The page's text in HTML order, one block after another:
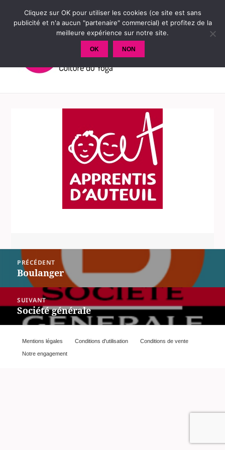
MENU
PRÉCÉDENT
Article
précédent :
Boulanger
SUIVANT
Article
suivant :
Société générale
Mentions légales Conditions d'utilisation Conditions de vente
Notre engagement
Cliquez sur OK pour utiliser les cookies (ce site est sans
publicité et n'a aucun "partenaire" commercial) et profitez de la
meilleure expérience sur notre site.
OK NON